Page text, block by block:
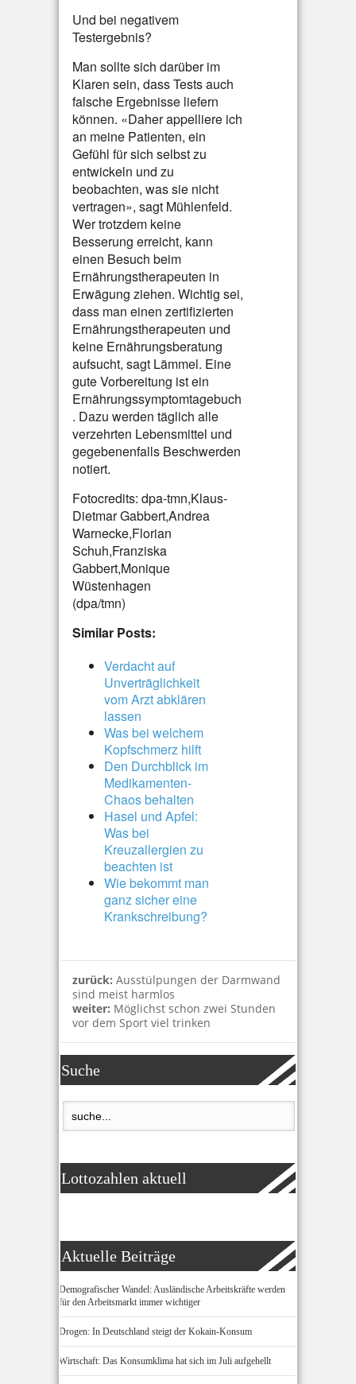
Und bei negativem
Testergebnis?
Man sollte sich darüber im
Klaren sein, dass Tests auch
falsche Ergebnisse liefern
können. «Daher appelliere ich
an meine Patienten, ein
Gefühl für sich selbst zu
entwickeln und zu
beobachten, was sie nicht
vertragen», sagt Mühlenfeld.
Wer trotzdem keine
Besserung erreicht, kann
einen Besuch beim
Ernährungstherapeuten in
Erwägung ziehen. Wichtig sei,
dass man einen zertifizierten
Ernährungstherapeuten und
keine Ernährungsberatung
aufsucht, sagt Lämmel. Eine
gute Vorbereitung ist ein
Ernährungssymptomtagebuch
. Dazu werden täglich alle
verzehrten Lebensmittel und
gegebenenfalls Beschwerden
notiert.
Fotocredits: dpa-tmn,Klaus-
Dietmar Gabbert,Andrea
Warnecke,Florian
Schuh,Franziska
Gabbert,Monique
Wüstenhagen
(dpa/tmn)
Similar Posts:
Verdacht auf
Unverträglichkeit
vom Arzt abklären
lassen
Was bei welchem
Kopfschmerz hilft
Den Durchblick im
Medikamenten-
Chaos behalten
Hasel und Apfel:
Was bei
Kreuzallergien zu
beachten ist
Wie bekommt man
ganz sicher eine
Krankschreibung?
zurück: Ausstülpungen der Darmwand
sind meist harmlos
weiter: Möglichst schon zwei Stunden
vor dem Sport viel trinken
Suche
Lottozahlen aktuell
Aktuelle Beiträge
Demografischer Wandel: Ausländische Arbeitskräfte werden
für den Arbeitsmarkt immer wichtiger
Drogen: In Deutschland steigt der Kokain-Konsum
Wirtschaft: Das Konsumklima hat sich im Juli aufgehellt